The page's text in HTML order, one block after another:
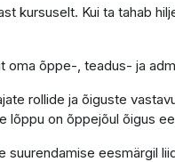
kursuselt. Kui ta tahab
oma õppe-, teadus- ja
rollide ja õiguste
lõppu on õppejõul õigus
suurendamise eesmärgil